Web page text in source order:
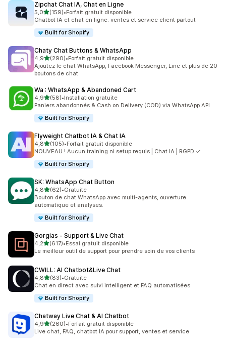
Zipchat Chat IA, Chat en Ligne
5,0étoile(s) sur 5
(159)
159 avis au total
•Forfait gratuit disponible
Chatbot IA et chat en ligne: ventes et service client partout
Built for Shopify
Chaty Chat Buttons & WhatsApp
4,9étoile(s) sur 5
(290)
290 avis au total
•Forfait gratuit disponible
Ajoutez le chat WhatsApp, Facebook Messenger, Line et plus de 20
boutons de chat
Wa : WhatsApp & Abandoned Cart
4,9étoile(s) sur 5
(58)
58 avis au total
•Installation gratuite
Paniers abandonnés & Cash on Delivery (COD) via WhatsApp API
Built for Shopify
Flyweight Chatbot IA & Chat IA
4,8étoile(s) sur 5
(105)
105 avis au total
•Forfait gratuit disponible
NOUVEAU ! Aucun training ni setup requis | Chat IA | RGPD ✓
Built for Shopify
SK: WhatsApp Chat Button
4,8étoile(s) sur 5
(62)
62 avis au total
•Gratuite
Bouton de chat WhatsApp avec multi-agents, ouverture
automatique et analyses.
Built for Shopify
Gorgias ‑ Support & Live Chat
4,2étoile(s) sur 5
(617)
617 avis au total
•Essai gratuit disponible
Le meilleur outil de support pour prendre soin de vos clients
CWILL: AI Chatbot&Live Chat
4,8étoile(s) sur 5
(83)
83 avis au total
•Gratuite
Chat en direct avec suivi intelligent et FAQ automatisées
Built for Shopify
Chatway Live Chat & AI Chatbot
4,9étoile(s) sur 5
(260)
260 avis au total
•Forfait gratuit disponible
Live chat, FAQ, chatbot IA pour support, ventes et service